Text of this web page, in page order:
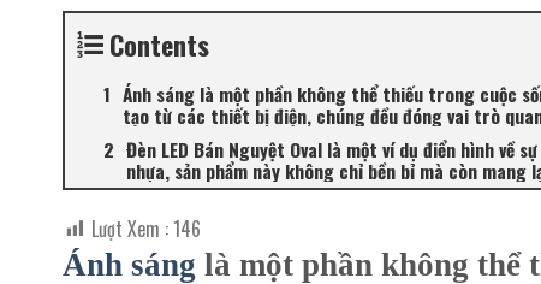
Contents
Ánh sáng là một phần không thể thiếu trong cuộc
tạo từ các thiết bị điện, chúng đều đóng vai trò
Đèn LED Bán Nguyệt Oval là một ví dụ điển hình
nhựa, sản phẩm này không chỉ bền bỉ mà còn mang
Lượt Xem :146
Ánh sáng là một phần không thể